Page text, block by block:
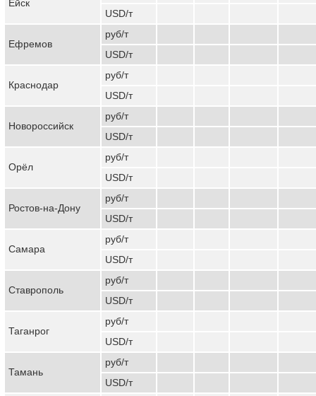
Ейск
USD/т
Ефремов
руб/т
USD/т
Краснодар
руб/т
USD/т
Новороссийск
руб/т
USD/т
Орёл
руб/т
USD/т
Ростов-на-Дону
руб/т
USD/т
Самара
руб/т
USD/т
Ставрополь
руб/т
USD/т
Таганрог
руб/т
USD/т
Тамань
руб/т
USD/т